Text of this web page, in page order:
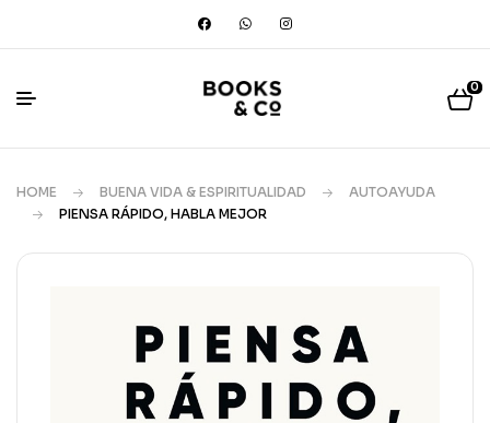
0
HOME BUENA VIDA & ESPIRITUALIDAD
AUTOAYUDA
PIENSA RÁPIDO, HABLA MEJOR